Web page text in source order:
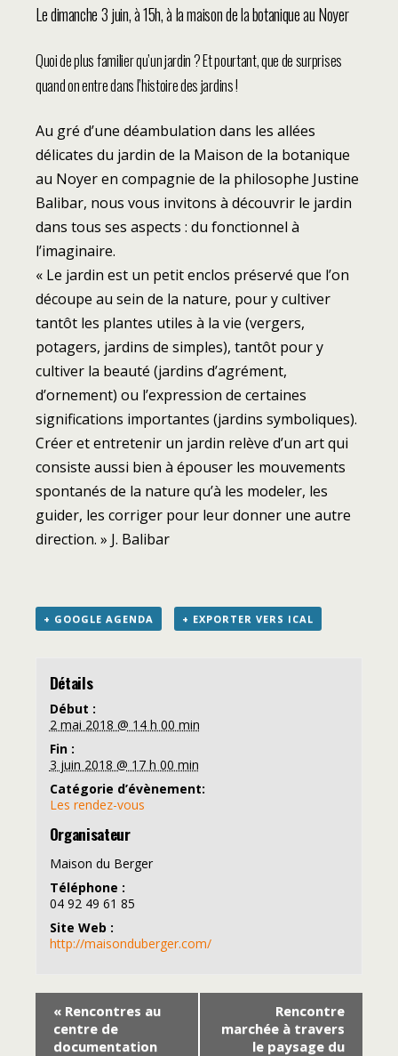
Le dimanche 3 juin, à 15h, à la maison de la botanique au Noyer
Quoi de plus familier qu’un jardin ? Et pourtant, que de surprises
quand on entre dans l’histoire des jardins !
Au gré d’une déambulation dans les allées
délicates du jardin de la Maison de la botanique
au Noyer en compagnie de la philosophe Justine
Balibar, nous vous invitons à découvrir le jardin
dans tous ses aspects : du fonctionnel à
l’imaginaire.
« Le jardin est un petit enclos préservé que l’on
découpe au sein de la nature, pour y cultiver
tantôt les plantes utiles à la vie (vergers,
potagers, jardins de simples), tantôt pour y
cultiver la beauté (jardins d’agrément,
d’ornement) ou l’expression de certaines
significations importantes (jardins symboliques).
Créer et entretenir un jardin relève d’un art qui
consiste aussi bien à épouser les mouvements
spontanés de la nature qu’à les modeler, les
guider, les corriger pour leur donner une autre
direction. » J. Balibar
+ GOOGLE AGENDA + EXPORTER VERS ICAL
Détails
Début :
2 mai 2018 @ 14 h 00 min
Fin :
3 juin 2018 @ 17 h 00 min
Catégorie d’évènement:
Les rendez-vous
Organisateur
Maison du Berger
Téléphone :
04 92 49 61 85
Site Web :
http://maisonduberger.com/
« Rencontres au
centre de
documentation
Rencontre
marchée à travers
le paysage du